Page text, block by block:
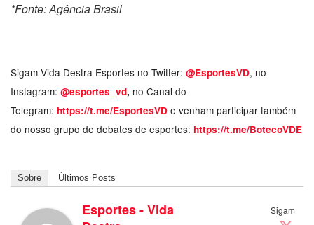
*Fonte: Agência Brasil
Sigam Vida Destra Esportes no Twitter: @EsportesVD, no
Instagram: @esportes_vd, no Canal do
Telegram: https://t.me/EsportesVD e venham participar também
do nosso grupo de debates de esportes: https://t.me/BotecoVDE
Sobre Últimos Posts
Sigam
Esportes - Vida